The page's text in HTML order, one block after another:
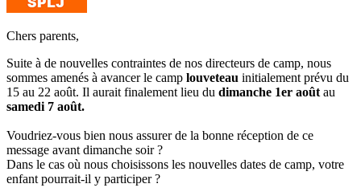
Chers parents,
Suite à de nouvelles contraintes de nos directeurs de camp, nous
sommes amenés à avancer le camp louveteau initialement prévu du
15 au 22 août. Il aurait finalement lieu du dimanche 1er août au
samedi 7 août.
Voudriez-vous bien nous assurer de la bonne réception de ce
message avant dimanche soir ?
Dans le cas où nous choisissons les nouvelles dates de camp, votre
enfant pourrait-il y participer ?